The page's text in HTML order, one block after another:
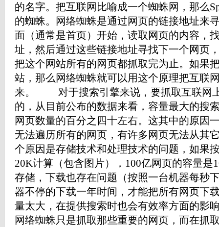
的名字。把互联网比喻成一个蜘蛛网，那么
的蜘蛛。网络蜘蛛是通过网页的链接地址来
面（通常是首页）开始，读取网页的内容，
址，然后通过这些链接地址寻找下一个网页
把这个网站所有的网页都抓取完为止。如果
站，那么网络蜘蛛就可以用这个原理把互联
来。 对于搜索引擎来说，要抓取互联网
的，从目前公布的数据来看，容量最大的搜
网页数量的百分之四十左右。这其中的原因
无法遍历所有的网页，有许多网页无法从其
个原因是存储技术和处理技术的问题，如果
20K计算（包含图片），100亿网页的容量是
存储，下载也存在问题（按照一台机器每秒
器不停的下载一年时间，才能把所有网页下
量太大，在提供搜索时也会有效率方面的影
网络蜘蛛只是抓取那些重要的网页，而在抓